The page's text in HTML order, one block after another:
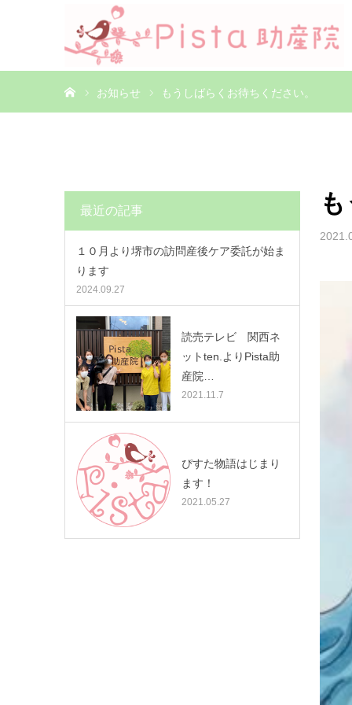
お知らせ もうしばらくお待ちください。
最近の記事
１０月より堺市の訪問産後ケア委託が始ま
ります
2024.09.27
読売テレビ 関西ネ
ットten.よりPista助
産院…
2021.11.7
ぴすた物語はじまり
ます！
2021.05.27